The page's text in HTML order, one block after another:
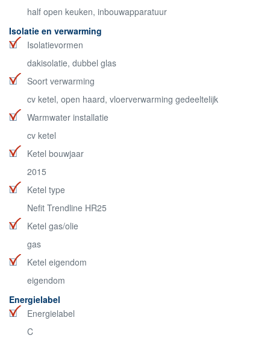
half open keuken, inbouwapparatuur
Isolatie en verwarming
Isolatievormen
dakisolatie, dubbel glas
Soort verwarming
cv ketel, open haard, vloerverwarming gedeeltelijk
Warmwater installatie
cv ketel
Ketel bouwjaar
2015
Ketel type
Nefit Trendline HR25
Ketel gas/olie
gas
Ketel eigendom
eigendom
Energielabel
Energielabel
C